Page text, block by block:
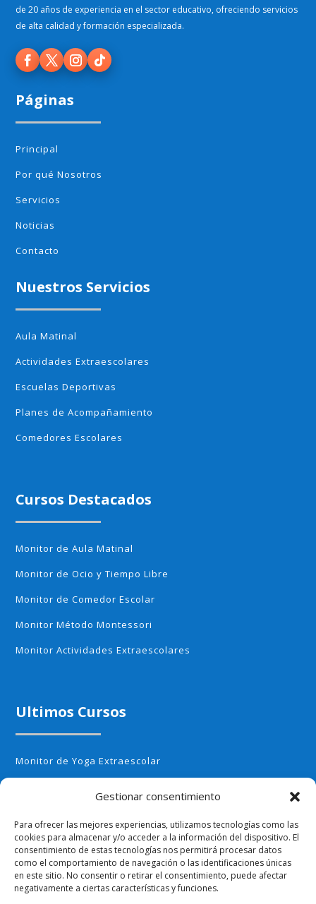
Gestionar consentimiento
Para ofrecer las mejores experiencias, utilizamos tecnologías como las
cookies para almacenar y/o acceder a la información del dispositivo. El
consentimiento de estas tecnologías nos permitirá procesar datos
como el comportamiento de navegación o las identificaciones únicas
en este sitio. No consentir o retirar el consentimiento, puede afectar
negativamente a ciertas características y funciones.
de 20 años de experiencia en el sector educativo, ofreciendo servicios
de alta calidad y formación especializada.
Páginas
Principal
Por qué Nosotros
Servicios
Noticias
Contacto
Nuestros Servicios
Aula Matinal
Actividades Extraescolares
Escuelas Deportivas
Planes de Acompañamiento
Comedores Escolares
Cursos Destacados
Monitor de Aula Matinal
Monitor de Ocio y Tiempo Libre
Monitor de Comedor Escolar
Monitor Método Montessori
Monitor Actividades Extraescolares
Ultimos Cursos
Monitor de Yoga Extraescolar
Monitor de Huerto Escolar
Monitor de Ajedrez